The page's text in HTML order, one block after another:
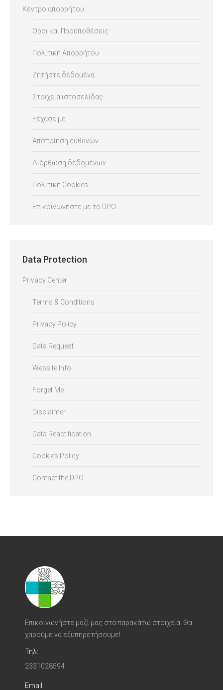
Κέντρο απορρήτου
Οροι και Προϋποθέσεις
Πολιτική Απορρήτου
Ζητήστε δεδομένα
Στοιχεία ιστοσελίδας
Ξέχασε με
Αποποίηση ευθυνών
Διόρθωση δεδομένων
Πολιτική Cookies
Επικοινωνήστε με το DPO
Data Protection
Privacy Center
Terms & Conditions
Privacy Policy
Data Request
Website Info
Forget Me
Disclaimer
Data Reactification
Cookies Policy
Contact the DPO
Επικοινωνήστε μαζί μας στα παρακάτω στοιχεία. Θα
χαρούμε να εξυπηρετήσουμε!
Τηλ:
2331028594
Email: